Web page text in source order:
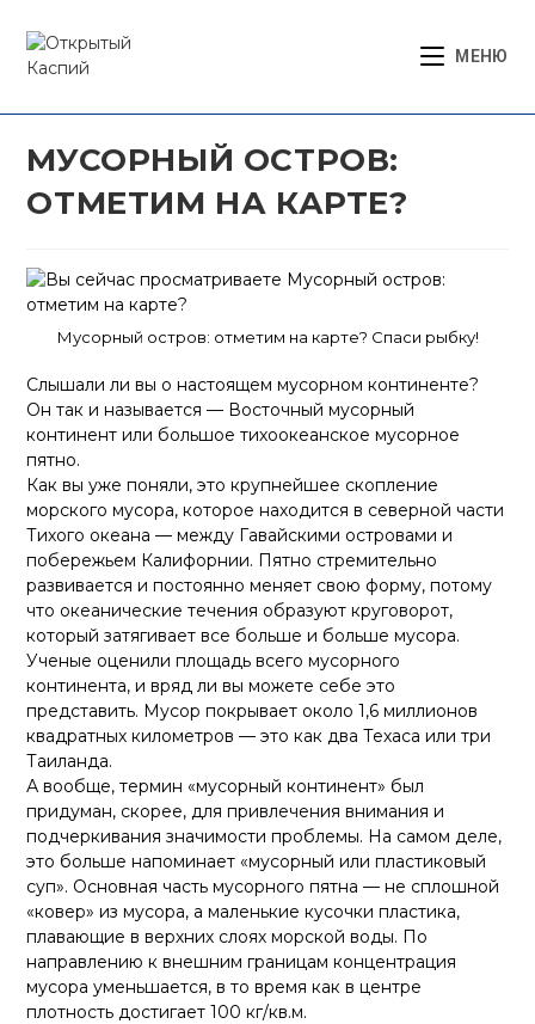
содержимому
МЕНЮ
МУСОРНЫЙ ОСТРОВ:
ОТМЕТИМ НА КАРТЕ?
Мусорный остров: отметим на карте? Спаси рыбку!
Слышали ли вы о настоящем мусорном континенте?
Он так и называется — Восточный мусорный
континент или большое тихоокеанское мусорное
пятно.
Как вы уже поняли, это крупнейшее скопление
морского мусора, которое находится в северной части
Тихого океана — между Гавайскими островами и
побережьем Калифорнии. Пятно стремительно
развивается и постоянно меняет свою форму, потому
что океанические течения образуют круговорот,
который затягивает все больше и больше мусора.
Ученые оценили площадь всего мусорного
континента, и вряд ли вы можете себе это
представить. Мусор покрывает около 1,6 миллионов
квадратных километров — это как два Техаса или три
Таиланда.
А вообще, термин «мусорный континент» был
придуман, скорее, для привлечения внимания и
подчеркивания значимости проблемы. На самом деле,
это больше напоминает «мусорный или пластиковый
суп». Основная часть мусорного пятна — не сплошной
«ковер» из мусора, а маленькие кусочки пластика,
плавающие в верхних слоях морской воды. По
направлению к внешним границам концентрация
мусора уменьшается, в то время как в центре
плотность достигает 100 кг/кв.м.